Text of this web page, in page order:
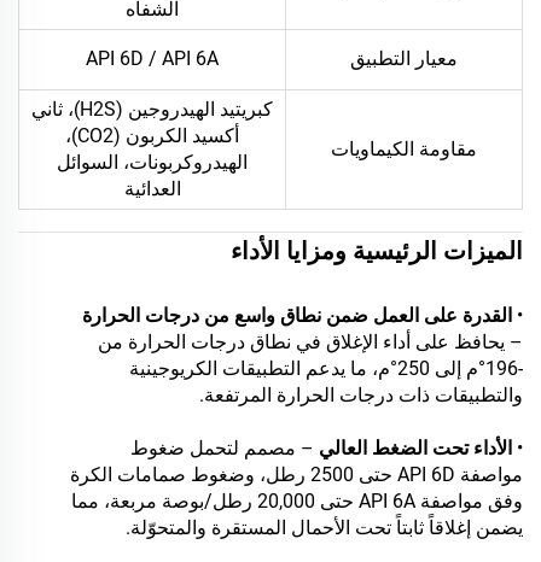
الشفاه
معيار التطبيق API 6D / API 6A
مقاومة الكيماويات
كبريتيد الهيدروجين (H2S)، ثاني
أكسيد الكربون (CO2)،
الهيدروكربونات، السوائل
العدائية
الميزات الرئيسية ومزايا الأداء
• القدرة على العمل ضمن نطاق واسع من درجات الحرارة
– يحافظ على أداء الإغلاق في نطاق درجات الحرارة من
-196°م إلى 250°م، ما يدعم التطبيقات الكريوجينية
والتطبيقات ذات درجات الحرارة المرتفعة.
• الأداء تحت الضغط العالي – مصمم لتحمل ضغوط
مواصفة API 6D حتى 2500 رطل، وضغوط صمامات الكرة
وفق مواصفة API 6A حتى 20,000 رطل/بوصة مربعة، مما
يضمن إغلاقاً ثابتاً تحت الأحمال المستقرة والمتحوّلة.